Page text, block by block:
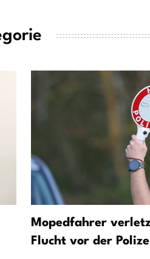
Mopedfahrer
Flucht vor der